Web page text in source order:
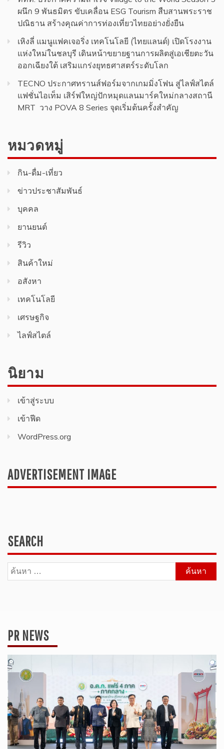
ผนึก 9 พันธมิตร ขับเคลื่อน ESG Tourism สืบสานพระราช
ปณิธาน สร้างคุณค่าการท่องเที่ยวไทยอย่างยั่งยืน
เหิงลี่ แมนูแฟคเจอริ่ง เทคโนโลยี (ไทยแลนด์) เปิดโรงงาน
แห่งใหม่ในชลบุรี เดินหน้าขยายฐานการผลิตสู่เอเชียตะวัน
ออกเฉียงใต้ เสริมแกร่งยุทธศาสตร์ระดับโลก
TECNO ประกาศทรานส์ฟอร์มจากเกมมิ่งโฟน สู่ไลฟ์สไตล์
แฟชั่นไอเท็ม เสิร์ฟใหญ่ปักหมุดแลนมาร์คใหม่กลางสถานี
MRT วาง POVA 8 Series จุดเริ่มต้นครั้งสำคัญ
หมวดหมู่
กิน-ดื่ม-เที่ยว
ข่าวประชาสัมพันธ์
บุคคล
ยานยนต์
รีวิว
สินค้า​ใหม่​
อสังหา
เทคโนโลยี
เศรษฐกิจ
ไลฟ์สไตล์
นิยาม
เข้าสู่ระบบ
เข้าฟีด
WordPress.org
ADVERTISEMENT IMAGE
SEARCH
ค้นหา
สำหรับ:
PR NEWS